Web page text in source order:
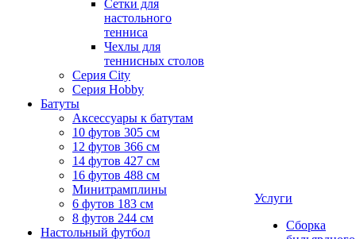
Сетки для
настольного
тенниса
Чехлы для
теннисных столов
Серия City
Серия Hobby
Батуты
Аксессуары к батутам
10 футов 305 см
12 футов 366 см
14 футов 427 см
16 футов 488 см
Минитрамплины
6 футов 183 см
8 футов 244 см
Настольный футбол
Услуги
Сборка